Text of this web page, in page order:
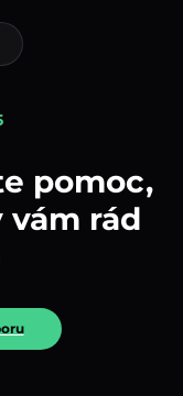
pomoc,
vám rád